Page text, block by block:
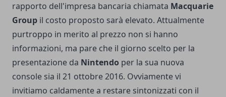
rapporto dell'impresa bancaria chiamata Macquarie
Group il costo proposto sarà elevato. Attualmente
purtroppo in merito al prezzo non si hanno
informazioni, ma pare che il giorno scelto per la
presentazione da Nintendo per la sua nuova
console sia il 21 ottobre 2016. Ovviamente vi
invitiamo caldamente a restare sintonizzati con il